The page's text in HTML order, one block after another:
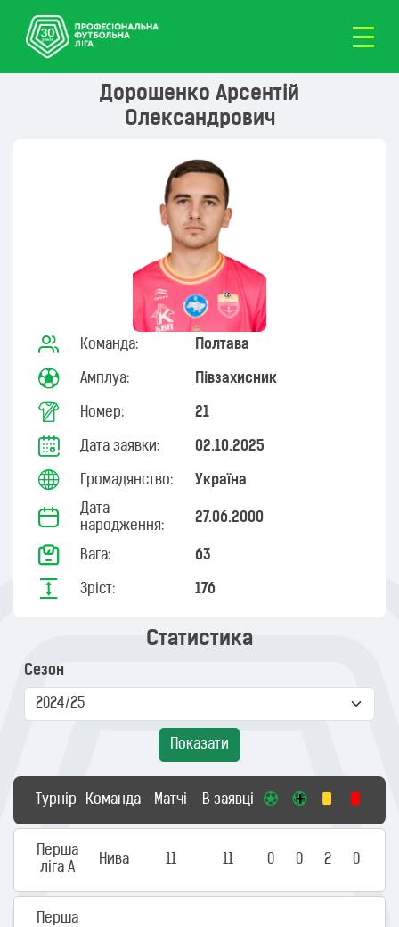
Дорошенко Арсентій
Олександрович
Команда: Полтава
Амплуа: Півзахисник
Номер: 21
Дата заявки: 02.10.2025
Громадянство: Україна
Дата
народження:
27.06.2000
Вага: 63
Зріст: 176
Статистика
Сезон
Показати
Турнір Команда Матчі В заявці
Перша
ліга А
Нива 11 11 0 0 2 0
Перша